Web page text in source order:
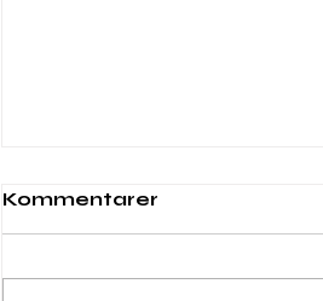
Webinar 6. november
Kommentarer